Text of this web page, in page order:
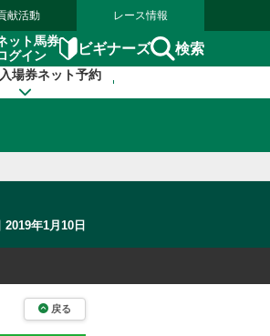
献活動 レース情報
ット馬券
グイン
ビギナーズ 検索
場券ネット予約
2019年1月10日
戻る